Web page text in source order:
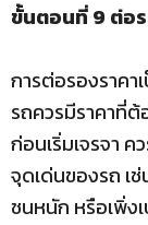
ขั้นตอนที่ 9 ต่อ
การต่อรองราคา
รถควรมีราคาที่ต้
ก่อนเริ่มเจรจา
จุดเด่นของรถ เ
ชนหนัก หรือเพิ่ง